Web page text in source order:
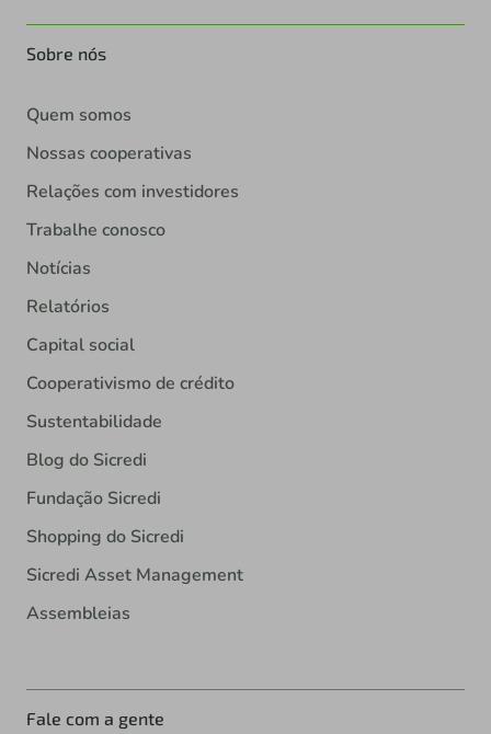
Sobre nós
Quem somos
Nossas cooperativas
Relações com investidores
Trabalhe conosco
Notícias
Relatórios
Capital social
Cooperativismo de crédito
Sustentabilidade
Blog do Sicredi
Fundação Sicredi
Shopping do Sicredi
Sicredi Asset Management
Assembleias
Fale com a gente